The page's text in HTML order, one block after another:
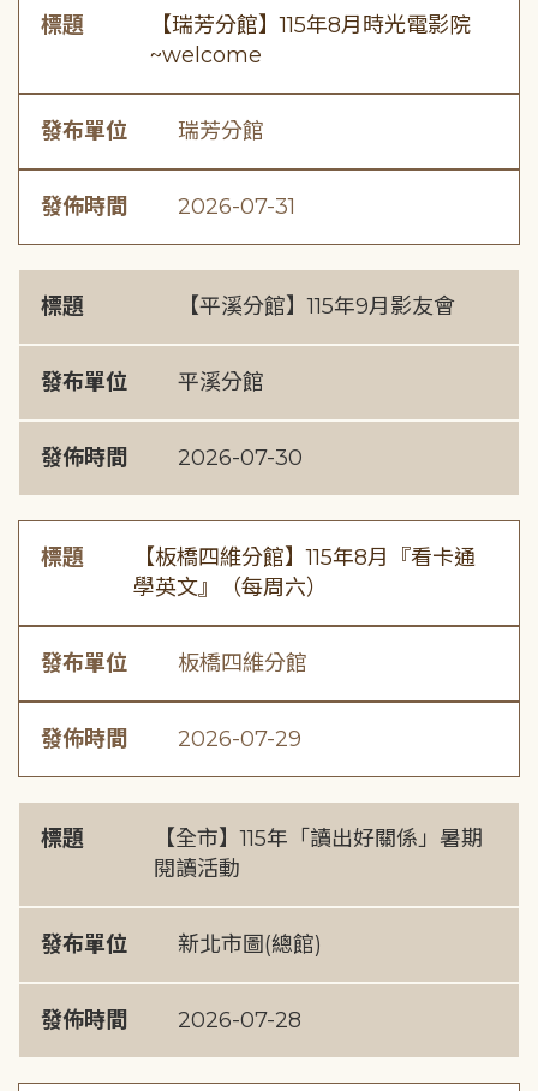
標題
【瑞芳分館】115年8月時光電影院
~welcome
發布單位 瑞芳分館
發佈時間 2026-07-31
標題 【平溪分館】115年9月影友會
發布單位 平溪分館
發佈時間 2026-07-30
標題
【板橋四維分館】115年8月『看卡通
學英文』（每周六）
發布單位 板橋四維分館
發佈時間 2026-07-29
標題
【全市】115年「讀出好關係」暑期
閱讀活動
發布單位 新北市圖(總館)
發佈時間 2026-07-28